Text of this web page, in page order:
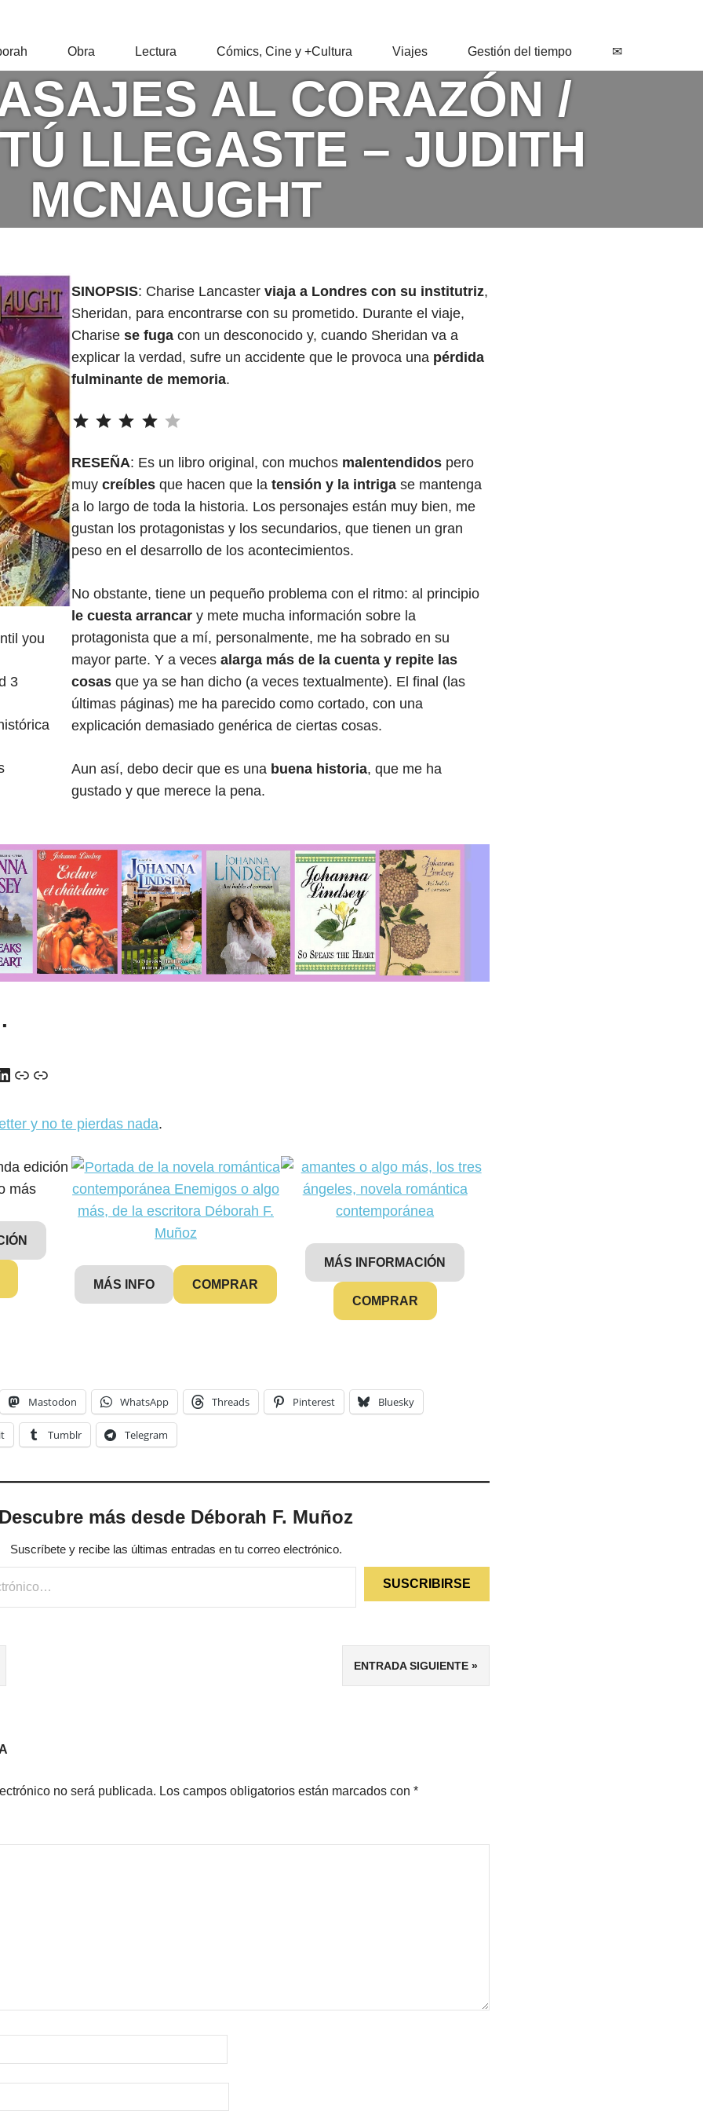
Obra Lectura Cómics, Cine y +Cultura Viajes Gestión del tiempo ✉
AL CORAZÓN /
LLEGASTE – JUDITH
MCNAUGHT
you
3
SINOPSIS: Charise Lancaster viaja a Londres con su institutriz,
Sheridan, para encontrarse con su prometido. Durante el viaje,
Charise se fugacon un desconocido y, cuando Sheridan va a
explicar la verdad, sufre un accidente que le provoca una pérdida
fulminante de memoria.
⭐
⭐
⭐
⭐
RESEÑA: Es un libro original, con muchos malentendidos pero
muy creíbles que hacen que la tensión y la intrigase mantenga
a lo largo de toda la historia. Los personajes están muy bien, me
gustan los protagonistas y los secundarios, que tienen un gran
peso en el desarrollo de los acontecimientos.
No obstante, tiene un pequeño problema con el ritmo: al principio
le cuesta arrancar y mete mucha información sobre la
protagonista que a mí, personalmente, me ha sobrado en su
mayor parte. Y a veces alarga más de la cuenta y repite las
cosasque ya se han dicho (a veces textualmente). El final (las
últimas páginas) me ha parecido como cortado, con una
explicación demasiado genérica de ciertas cosas.
Aun así, debo decir que es una buena historia, que me ha
gustado y que merece la pena.
Enlace
Enlace
y no te pierdas nada.
MÁS INFO COMPRAR
MÁS INFORMACIÓN
COMPRAR
Mastodon WhatsApp Threads Pinterest Bluesky
Tumblr Telegram
Descubre más desde Déborah F. Muñoz
Suscríbete y recibe las últimas entradas en tu correo electrónico.
SUSCRIBIRSE
ENTRADA SIGUIENTE
no será publicada. Los campos obligatorios están marcados con *